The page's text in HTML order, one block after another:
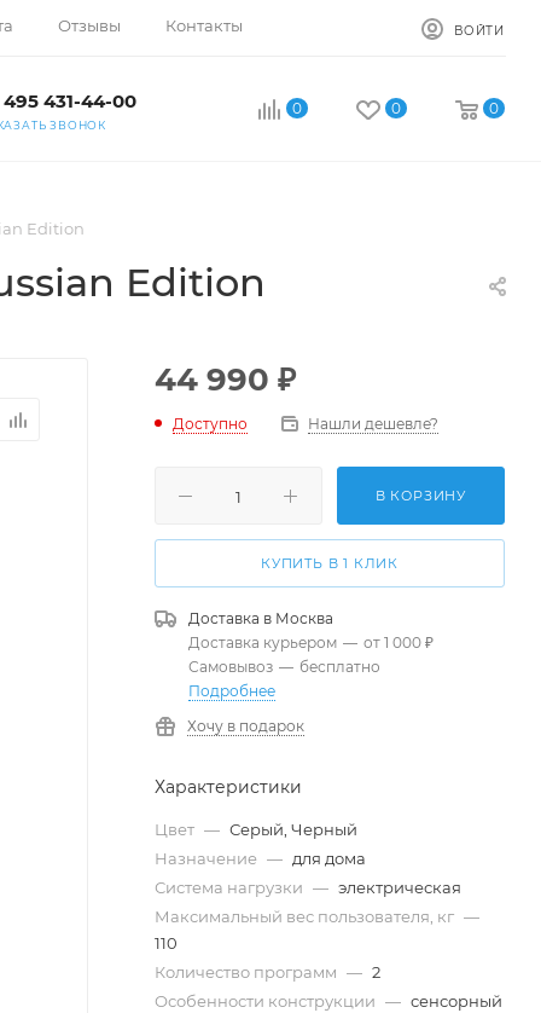
Отзывы Контакты ВОЙТИ
495 431-44-00
ЗВОНОК
0 0 0
Edition
Edition
44 990 ₽
Доступно Нашли дешевле?
В КОРЗИНУ
КУПИТЬ В 1 КЛИК
Доставка в Москва
Доставка курьером — от 1 000 ₽
Самовывоз — бесплатно
Подробнее
Хочу в подарок
Характеристики
Цвет — Серый, Черный
Назначение — для дома
Система нагрузки — электрическая
Максимальный вес пользователя, кг —
110
Количество программ — 2
Особенности конструкции — сенсорный